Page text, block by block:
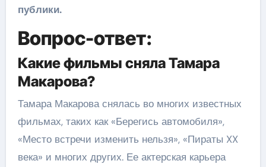
публики.
Вопрос-ответ:
Какие фильмы сняла Тамара
Макарова?
Тамара Макарова снялась во многих известных
фильмах, таких как «Берегись автомобиля»,
«Место встречи изменить нельзя», «Пираты XX
века» и многих других. Ее актерская карьера